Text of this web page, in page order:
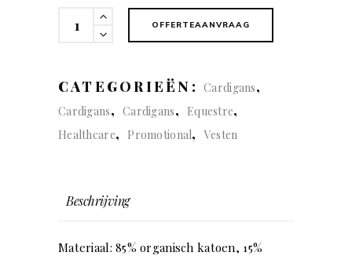
OFFERTEAANVRAAG
CATEGORIEËN:Cardigans,
Cardigans,Cardigans, Equestre,
Healthcare, Promotional,Vesten
Beschrijving
Materiaal: 85% organisch katoen, 15%